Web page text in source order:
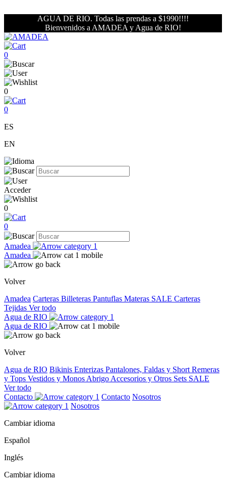
AGUA DE RIO. Todas las prendas a $1990!!!!
Bienvenidos a AMADEA y Agua de RIO!
0
0
0
ES
EN
Acceder
0
0
Amadea
Amadea
Volver
Amadea Carteras Billeteras Pantuflas Materas SALE Carteras
Tejidas Ver todo
Agua de RIO
Agua de RIO
Volver
Agua de RIO Bikinis Enterizas Pantalones, Faldas y Short Remeras
y Tops Vestidos y Monos Abrigo Accesorios y Otros Sets SALE
Ver todo
Contacto
Contacto Nosotros
Nosotros
Cambiar idioma
Español
Inglés
Cambiar idioma